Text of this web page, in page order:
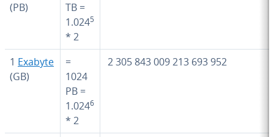
(PB)
TB =
1.0245
* 2
1 Exabyte
(GB)
=
1024
PB =
1.0246
* 2
2 305 843 009 213 693 952